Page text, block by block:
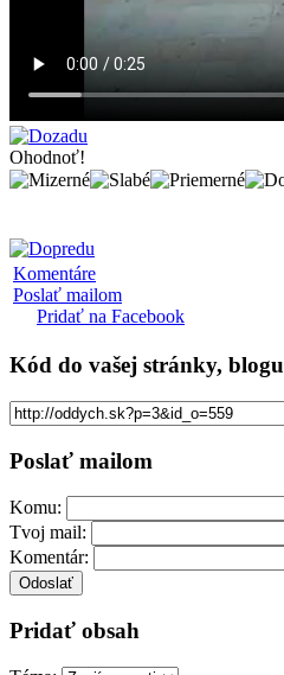
Ohodnoť!
Komentáre
Poslať mailom
Pridať na Facebook
Kód do vašej stránky, blogu
Poslať mailom
Komu:
Tvoj mail:
Komentár:
Pridať obsah